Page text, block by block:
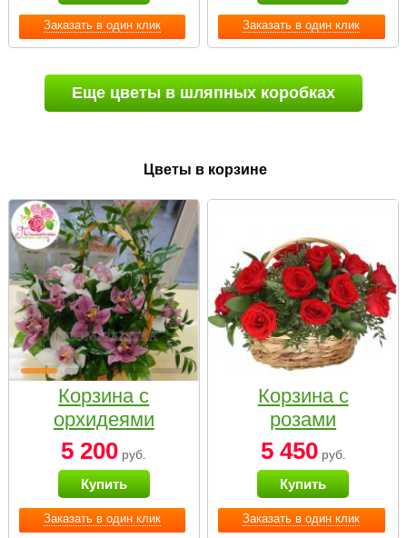
Заказать в один клик Заказать в один клик
Еще цветы в шляпных коробках
Цветы в корзине
Заказать в один клик
Корзина с
орхидеями
малая
5 200 руб.
Купить
Заказать в один клик
Корзина с
розами
«Красный
Париж»
5 450руб.
Купить